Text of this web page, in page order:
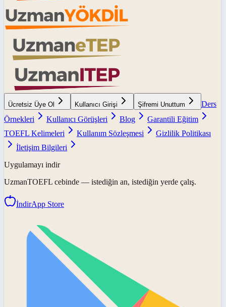
Ücretsiz Üye Ol Kullanıcı Girişi Şifremi Unuttum
Ders
Örnekleri
Kullanıcı Görüşleri Blog
Garantili Eğitim
TOEFL Kelimeleri
Kullanım Sözleşmesi
Gizlilik Politikası
İletişim Bilgileri
Uygulamayı indir
UzmanTOEFL cebinde — istediğin an, istediğin yerde çalış.
İndirApp Store